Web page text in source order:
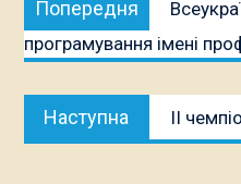
записів
Попередня
програмування імені
Наступна II